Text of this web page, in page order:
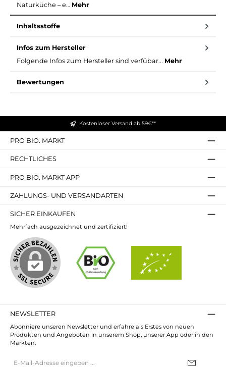
Naturküche – e… Mehr
Inhaltsstoffe
Infos zum Hersteller
Folgende Infos zum Hersteller sind verfübar... Mehr
Bewertungen
Kostenloser Versand ab 59€**
PRO BIO. MARKT
RECHTLICHES
PRO BIO. MARKT APP
ZAHLUNGS- UND VERSANDARTEN
SICHER EINKAUFEN
Mehrfach ausgezeichnet und zertifiziert!
NEWSLETTER
Abonniere unseren Newsletter und erfahre als Erstes von neuen
Produkten und Angeboten in unserem Shop, unserer App oder in den
Märkten.
Mail-